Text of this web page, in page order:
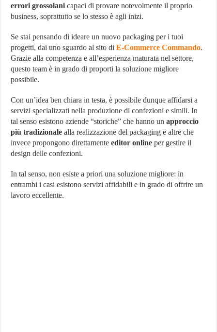
errori grossolanicapaci di provare notevolmente il proprio
business, soprattutto se lo stesso è agli inizi.
Se stai pensando di ideare un nuovo packaging per i tuoi
progetti, dai uno sguardo al sito diE-Commerce Commando.
Grazie alla competenza e all’esperienza maturata nel settore,
questo team è in grado di proporti la soluzione migliore
possibile.
Con un’idea ben chiara in testa, è possibile dunque affidarsi a
servizi specializzati nella produzione di confezioni e simili. In
tal senso esistono aziende “storiche” che hanno unapproccio
più tradizionale alla realizzazione del packaging e altre che
invece propongono direttamenteeditor online per gestire il
design delle confezioni.
In tal senso, non esiste a priori una soluzione migliore: in
entrambi i casi esistono servizi affidabili e in grado di offrire un
lavoro eccellente.